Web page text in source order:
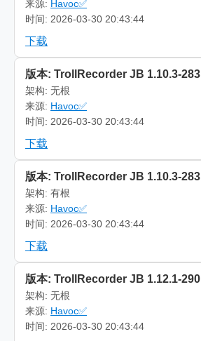
来源: Havoc✅
时间: 2026-03-30 20:43:44
下载
版本: TrollRecorder JB 1.10.3-283
架构: 无根
来源: Havoc✅
时间: 2026-03-30 20:43:44
下载
版本: TrollRecorder JB 1.10.3-283
架构: 有根
来源: Havoc✅
时间: 2026-03-30 20:43:44
下载
版本: TrollRecorder JB 1.12.1-290
架构: 无根
来源: Havoc✅
时间: 2026-03-30 20:43:44